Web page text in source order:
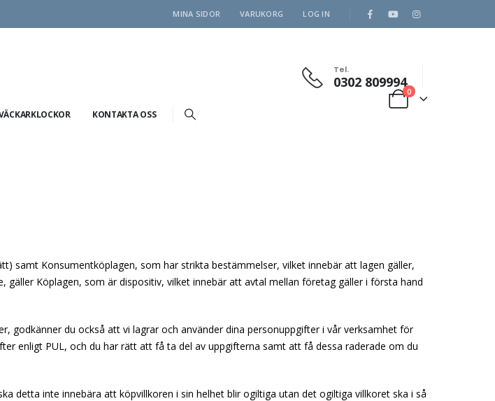
MINA SIDOR VARUKORG LOG IN
KONTAKTA OSS
Tel.
0302 809994
0
samt Konsumentköplagen, som har strikta bestämmelser, vilket innebär att lagen gäller,
Köplagen, som är dispositiv, vilket innebär att avtal mellan företag gäller i första hand
godkänner du också att vi lagrar och använder dina personuppgifter i vår verksamhet för
enligt PUL, och du har rätt att få ta del av uppgifterna samt att få dessa raderade om du
detta inte innebära att köpvillkoren i sin helhet blir ogiltiga utan det ogiltiga villkoret ska i så